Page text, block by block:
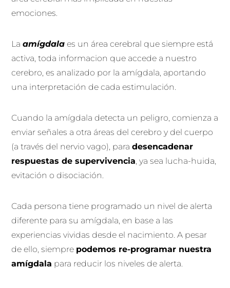
emociones.
Laamígdala es un área cerebral que siempre está
activa, toda informacion que accede a nuestro
cerebro, es analizado por la amígdala, aportando
una interpretación de cada estimulación.
Cuando la amígdala detecta un peligro, comienza a
enviar señales a otra áreas del cerebro y del cuerpo
(a través del nervio vago), paradesencadenar
respuestas de supervivencia, ya sea lucha-huida,
evitación o disociación.
Cada persona tiene programado un nivel de alerta
diferente para su amígdala, en base a las
experiencias vividas desde el nacimiento. A pesar
de ello, siempre podemos re-programar nuestra
amígdala para reducir los niveles de alerta.